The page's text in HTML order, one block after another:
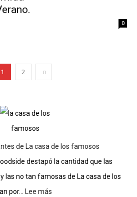
0
1 2
de La casa de los famosos
destapó la cantidad que las
las no tan famosas de La casa de los
por...
Lee más